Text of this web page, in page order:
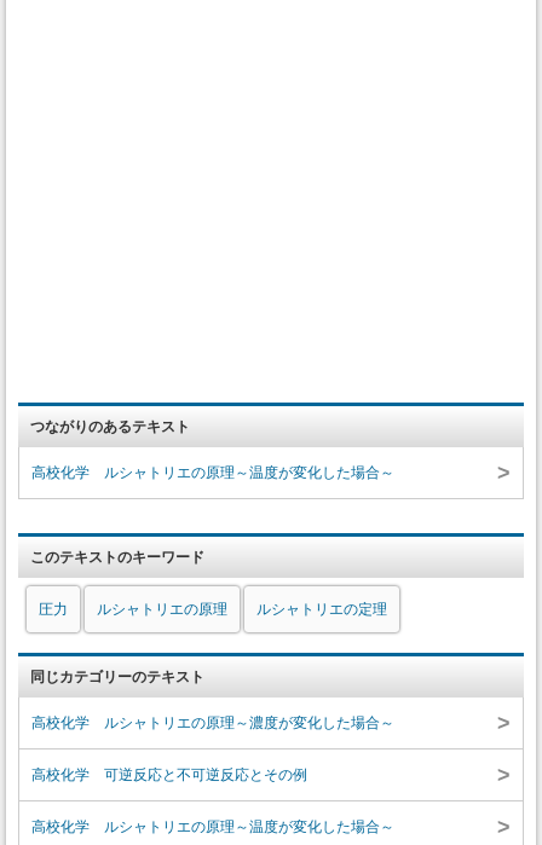
つながりのあるテキスト
高校化学 ルシャトリエの原理～温度が変化した場合～ >
このテキストのキーワード
圧力 ルシャトリエの原理 ルシャトリエの定理
同じカテゴリーのテキスト
高校化学 ルシャトリエの原理～濃度が変化した場合～ >
高校化学 可逆反応と不可逆反応とその例 >
高校化学 ルシャトリエの原理～温度が変化した場合～ >